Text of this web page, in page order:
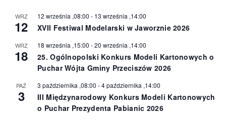
WRZ
12
12 września ,08:00 - 13 września ,14:00
XVII Festiwal Modelarski w Jaworznie 2026
WRZ
18
18 września ,15:00 -20 września ,14:00
25. Ogólnopolski Konkurs Modeli Kartonowych o
Puchar Wójta Gminy Przeciszów 2026
PAŹ
3
3 października ,08:00 -4 października ,14:00
III Międzynarodowy Konkurs Modeli Kartonowych
o Puchar Prezydenta Pabianic 2026